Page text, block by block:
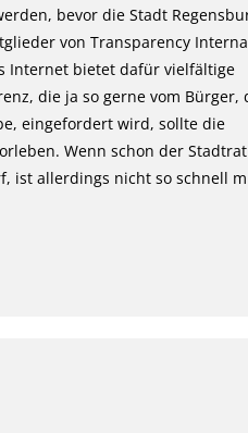
bevor die Stadt
von Transparency
Internet bietet dafür vielfältige
die ja so gerne vom Bürger,
eingefordert wird, sollte die
Wenn schon der
ist allerdings nicht so schnell